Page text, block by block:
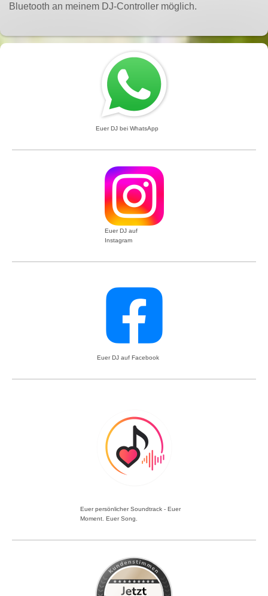
Bluetooth an meinem DJ-Controller möglich.
Euer DJ bei WhatsApp
Euer DJ auf
Instagram
Euer DJ auf Facebook
Euer persönlicher Soundtrack - Euer
Moment. Euer Song.